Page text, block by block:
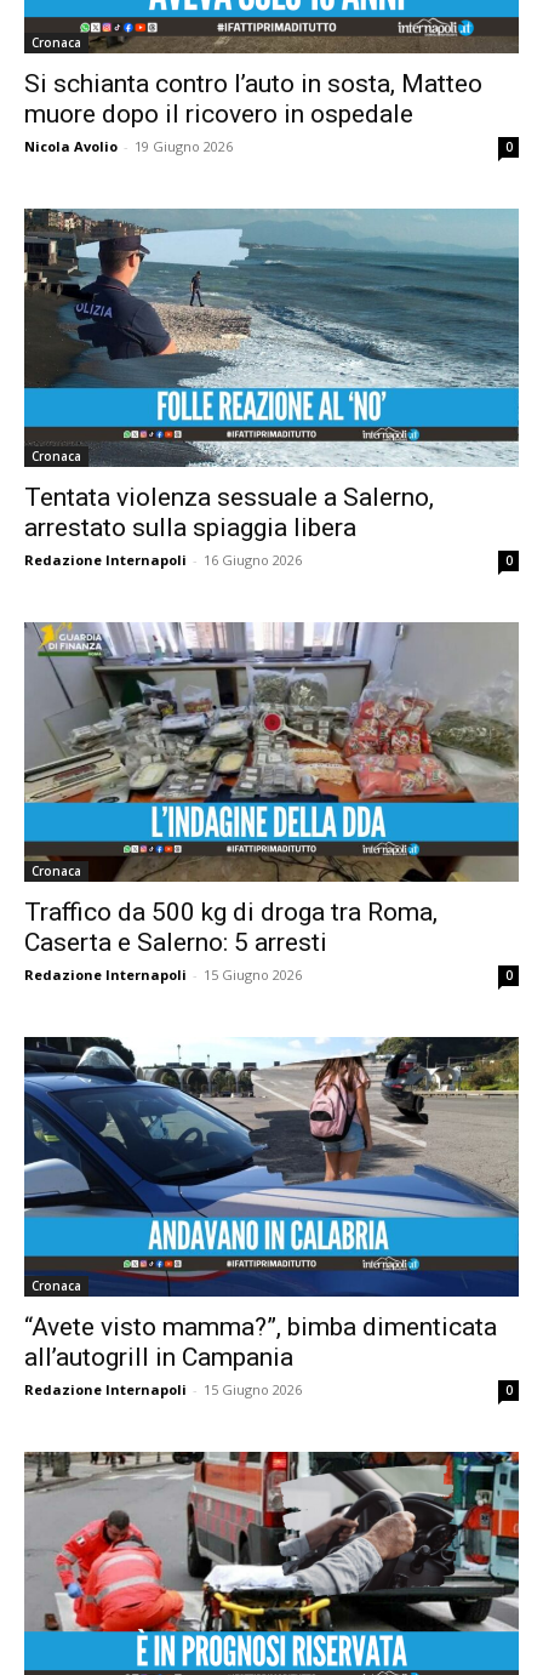
Cronaca
Si schianta contro l’auto in sosta, Matteo
muore dopo il ricovero in ospedale
Nicola Avolio - 19 Giugno 2026 0
Cronaca
Tentata violenza sessuale a Salerno,
arrestato sulla spiaggia libera
Redazione Internapoli - 16 Giugno 2026 0
Cronaca
Traffico da 500 kg di droga tra Roma,
Caserta e Salerno: 5 arresti
Redazione Internapoli - 15 Giugno 2026 0
Cronaca
“Avete visto mamma?”, bimba dimenticata
all’autogrill in Campania
Redazione Internapoli - 15 Giugno 2026 0